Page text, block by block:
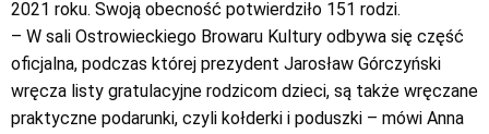
2021 roku. Swoją obecność potwierdziło 151 rodzi.
– W sali Ostrowieckiego Browaru Kultury odbywa się część
oficjalna, podczas której prezydent Jarosław Górczyński
wręcza listy gratulacyjne rodzicom dzieci, są także wręczane
praktyczne podarunki, czyli kołderki i poduszki – mówi Anna